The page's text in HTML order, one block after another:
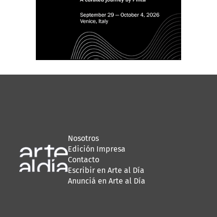
Nosotros
Edición Impresa
Contacto
Escribir en Arte al Día
Anunciá en Arte al Día